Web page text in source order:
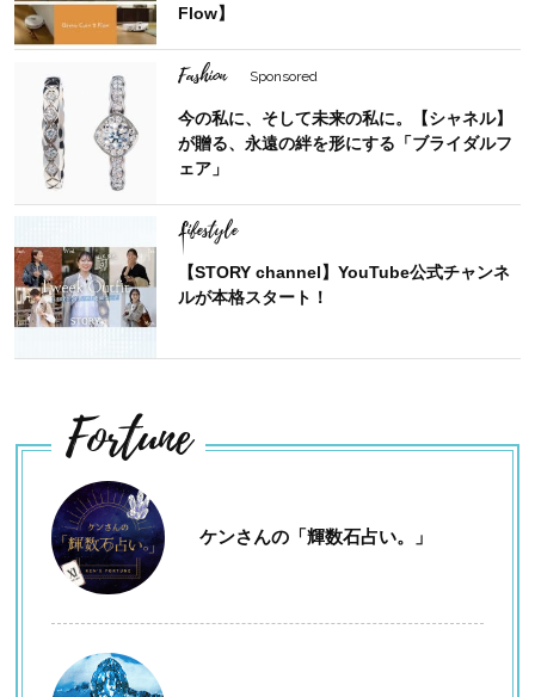
Flow】
Fashion Sponsored
今の私に、そして未来の私に。【シャネル】
が贈る、永遠の絆を形にする「ブライダルフ
ェア」
Lifestyle
【STORY channel】YouTube公式チャンネ
ルが本格スタート！
Fortune
ケンさんの「輝数石占い。」